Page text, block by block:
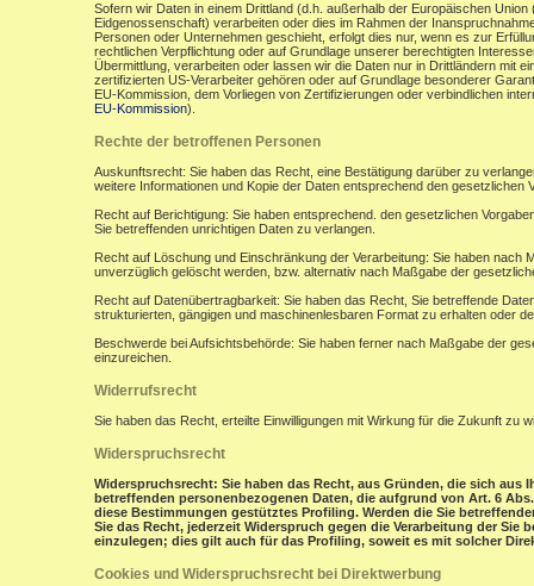
Sofern wir Daten in einem Drittland (d.h. außerhalb der Europäischen
Eidgenossenschaft) verarbeiten oder dies im Rahmen der
Personen oder Unternehmen geschieht, erfolgt dies nur, wenn es zur
rechtlichen Verpflichtung oder auf Grundlage unserer berechtigten
Übermittlung, verarbeiten oder lassen wir die Daten nur in Drittländern mit
zertifizierten US-Verarbeiter gehören oder auf Grundlage besonderer
EU-Kommission, dem Vorliegen von Zertifizierungen oder verbindlichen
EU-Kommission).
Rechte der betroffenen Personen
Auskunftsrecht: Sie haben das Recht, eine Bestätigung darüber zu
weitere Informationen und Kopie der Daten entsprechend den gesetzlichen
Recht auf Berichtigung: Sie haben entsprechend. den gesetzlichen
Sie betreffenden unrichtigen Daten zu verlangen.
Recht auf Löschung und Einschränkung der Verarbeitung: Sie haben
unverzüglich gelöscht werden, bzw. alternativ nach Maßgabe der
Recht auf Datenübertragbarkeit: Sie haben das Recht, Sie betreffende
strukturierten, gängigen und maschinenlesbaren Format zu erhalten oder
Beschwerde bei Aufsichtsbehörde: Sie haben ferner nach Maßgabe der
einzureichen.
Widerrufsrecht
Sie haben das Recht, erteilte Einwilligungen mit Wirkung für die Zukunft zu
Widerspruchsrecht
Widerspruchsrecht: Sie haben das Recht, aus Gründen, die sich aus
betreffenden personenbezogenen Daten, die aufgrund von Art. 6
diese Bestimmungen gestütztes Profiling. Werden die Sie
Sie das Recht, jederzeit Widerspruch gegen die Verarbeitung der
einzulegen; dies gilt auch für das Profiling, soweit es mit solcher
Cookies und Widerspruchsrecht bei Direktwerbung